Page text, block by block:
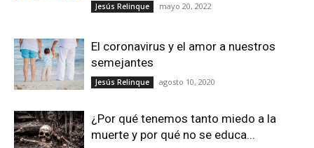
Jesús Relinque mayo 20, 2022
El coronavirus y el amor a nuestros
semejantes
Jesús Relinque agosto 10, 2020
¿Por qué tenemos tanto miedo a la
muerte y por qué no se educa...